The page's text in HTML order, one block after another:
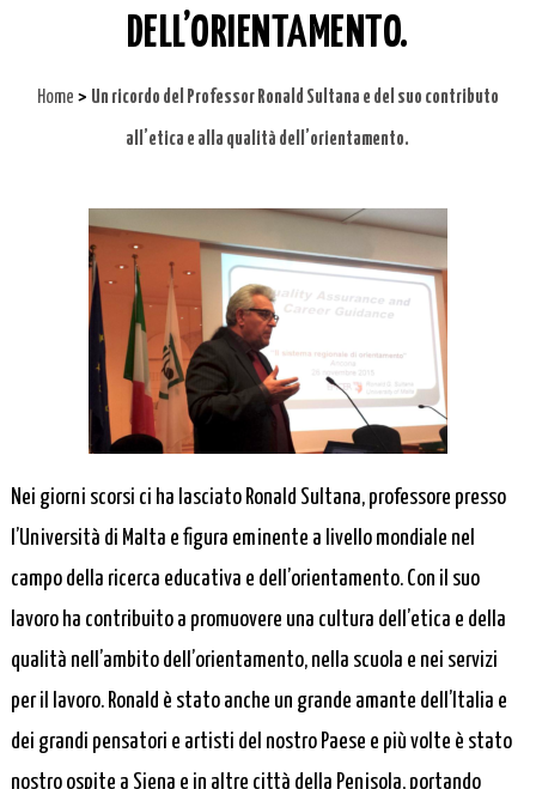
DELL’ORIENTAMENTO.
Home > Un ricordo del Professor Ronald Sultana e del suo contributo
all’etica e alla qualità dell’orientamento.
Nei giorni scorsi ci ha lasciato Ronald Sultana, professore presso
l’Università di Malta e figura eminente a livello mondiale nel
campo della ricerca educativa e dell’orientamento. Con il suo
lavoro ha contribuito a promuovere una cultura dell’etica e della
qualità nell’ambito dell’orientamento, nella scuola e nei servizi
per il lavoro. Ronald è stato anche un grande amante dell’Italia e
dei grandi pensatori e artisti del nostro Paese e più volte è stato
nostro ospite a Siena e in altre città della Penisola, portando